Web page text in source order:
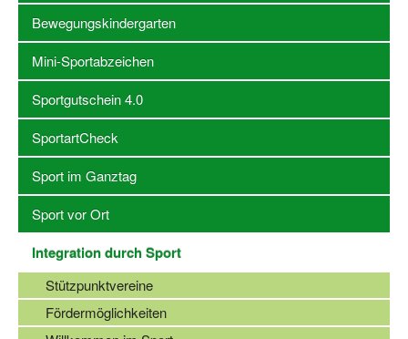
Vereine
Vereinssuche
Übungsleiterbörse
Sportanlagen in Dortmund
Olympiabewerbung
Kinderschutz im Sport
Fördermöglichkeiten
Vereinsberatung
Wege zur Kooperation
Bewegungskindergarten
Mini-Sportabzeichen
Sportgutschein 4.0
SportartCheck
Sport im Ganztag
Sport vor Ort
Integration durch Sport
Stützpunktvereine
Fördermöglichkeiten